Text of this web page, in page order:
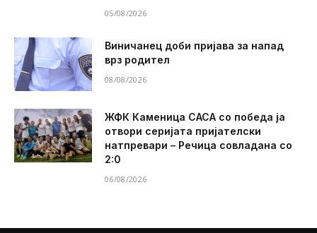
05/08/2026
Виничанец доби пријава за напад
врз родител
08/08/2026
ЖФК Каменица САСА со победа ја
отвори серијата пријателски
натпревари – Речица совладана со
2:0
06/08/2026